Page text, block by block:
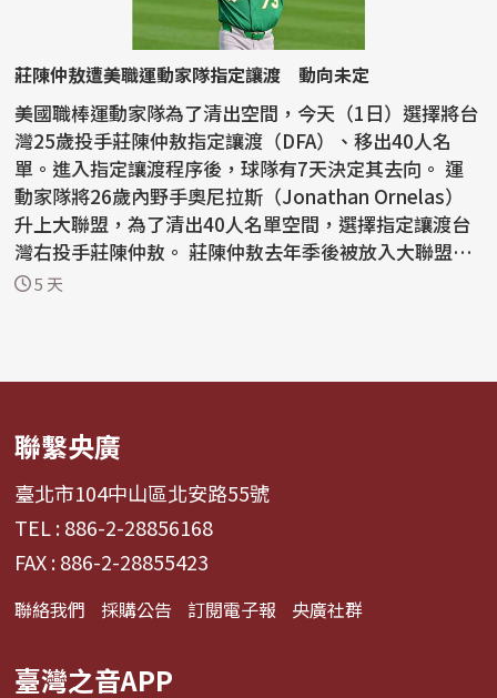
莊陳仲敖遭美職運動家隊指定讓渡 動向未定
美國職棒運動家隊為了清出空間，今天（1日）選擇將台
灣25歲投手莊陳仲敖指定讓渡（DFA）、移出40人名
單。進入指定讓渡程序後，球隊有7天決定其去向。 運
動家隊將26歲內野手奧尼拉斯（Jonathan Ornelas）
升上大聯盟，為了清出40人名單空間，選擇指定讓渡台
灣右投手莊陳仲敖。 莊陳仲敖去年季後被放入大聯盟40
人名單...
5 天
聯繫央廣
臺北市104中山區北安路55號
TEL : 886-2-28856168
FAX : 886-2-28855423
聯絡我們 採購公告 訂閱電子報 央廣社群
臺灣之音APP